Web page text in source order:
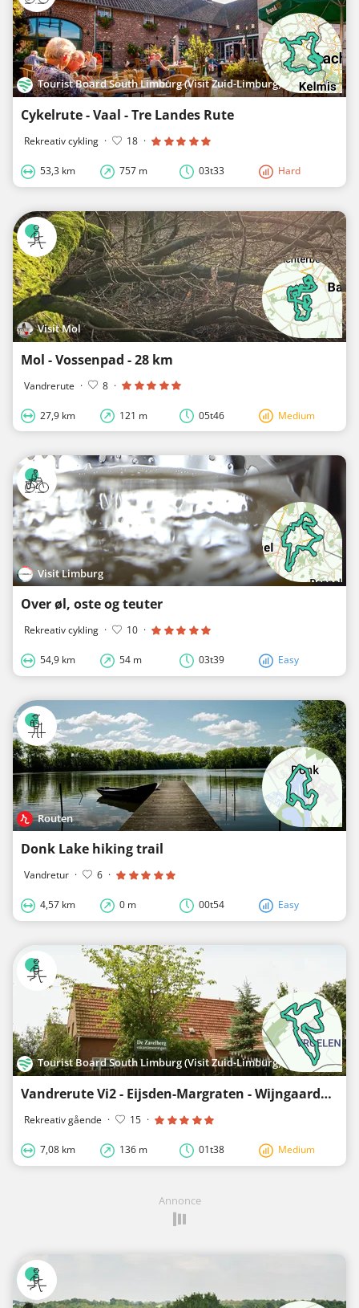
Tourist Board South Limburg (Visit Zuid-Limburg)
Cykelrute - Vaal - Tre Landes Rute
Rekreativ cykling · 18 ·
53,3 km 757 m 03t33 Hard
Visit Mol
Mol - Vossenpad - 28 km
Vandrerute · 8 ·
27,9 km 121 m 05t46 Medium
Visit Limburg
Over øl, oste og teuter
Rekreativ cykling · 10 ·
54,9 km 54 m 03t39 Easy
Routen
Donk Lake hiking trail
Vandretur · 6 ·
4,57 km 0 m 00t54 Easy
Tourist Board South Limburg (Visit Zuid-Limburg)
Vandrerute Vi2 - Eijsden-Margraten - Wijngaarden vandring Noorbeek
Rekreativ gående · 15 ·
7,08 km 136 m 01t38 Medium
Annonce